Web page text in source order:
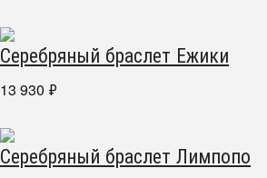
Серебряный браслет Ежики
13 930 ₽
Серебряный браслет Лимпопо